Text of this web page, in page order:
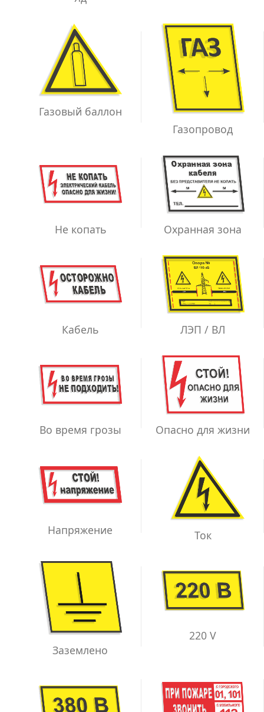
Газовый баллон
Газопровод
Не копать Охранная зона
Кабель ЛЭП / ВЛ
Во время грозы Опасно для жизни
Напряжение Ток
Заземлено
220 V